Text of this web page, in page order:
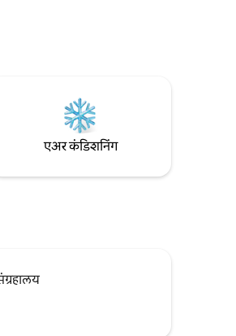
एअर कंडिशनिंग